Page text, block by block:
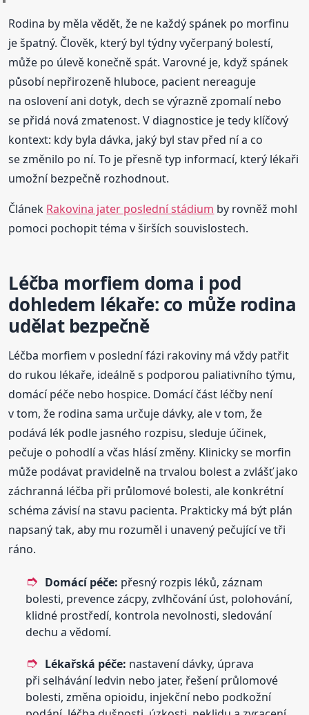
Rodina by měla vědět, že ne každý spánek po morfinu
je špatný. Člověk, který byl týdny vyčerpaný bolestí,
může po úlevě konečně spát. Varovné je, když spánek
působí nepřirozeně hluboce, pacient nereaguje
na oslovení ani dotyk, dech se výrazně zpomalí nebo
se přidá nová zmatenost. V diagnostice je tedy klíčový
kontext: kdy byla dávka, jaký byl stav před ní a co
se změnilo po ní. To je přesně typ informací, který lékaři
umožní bezpečně rozhodnout.
Článek Rakovina jater poslední stádium by rovněž mohl
pomoci pochopit téma v širších souvislostech.
Léčba morfiem doma i pod
dohledem lékaře: co může rodina
udělat bezpečně
Léčba morfiem v poslední fázi rakoviny má vždy patřit
do rukou lékaře, ideálně s podporou paliativního týmu,
domácí péče nebo hospice. Domácí část léčby není
v tom, že rodina sama určuje dávky, ale v tom, že
podává lék podle jasného rozpisu, sleduje účinek,
pečuje o pohodlí a včas hlásí změny. Klinicky se morfin
může podávat pravidelně na trvalou bolest a zvlášť jako
záchranná léčba při průlomové bolesti, ale konkrétní
schéma závisí na stavu pacienta. Prakticky má být plán
napsaný tak, aby mu rozuměl i unavený pečující ve tři
ráno.
Domácí péče: přesný rozpis léků, záznam
bolesti, prevence zácpy, zvlhčování úst, polohování,
klidné prostředí, kontrola nevolnosti, sledování
dechu a vědomí.
Lékařská péče: nastavení dávky, úprava
při selhávání ledvin nebo jater, řešení průlomové
bolesti, změna opioidu, injekční nebo podkožní